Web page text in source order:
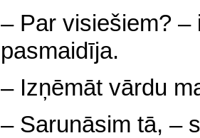
– Par visiešiem? –
pasmaidīja.
– Izņēmāt vārdu
– Sarunāsim tā, –